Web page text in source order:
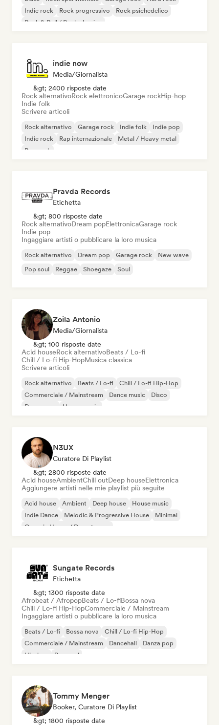
Indie rock
Rock progressivo
Rock psichedelico
Rock & Roll / Rock classico
indie now
Media/Giornalista
&gt; 2400 risposte date
Rock alternativoRock elettronicoGarage rockHip-hop
Indie folk
Scrivere articoli
Rock alternativo Garage rock Indie folk
Indie pop
Indie rock
Rap internazionale
Metal / Heavy metal
Pop rock
Pravda Records
Etichetta
&gt; 800 risposte date
Rock alternativoDream popElettronicaGarage rock
Indie pop
Ingaggiare artisti o pubblicare la loro musica
Rock alternativo Dream pop Garage rock
New wave
Pop soul
Reggae Shoegaze Soul
Zoila Antonio
Media/Giornalista
&gt; 100 risposte date
Acid houseRock alternativoBeats / Lo-fi
Chill / Lo-fi Hip-HopMusica classica
Scrivere articoli
Rock alternativo Beats / Lo-fi
Chill / Lo-fi Hip-Hop
Commerciale / Mainstream
Dance music
Disco
Dream pop
House music
N3UX
Curatore Di Playlist
&gt; 2800 risposte date
Acid houseAmbientChill outDeep houseElettronica
Aggiungere artisti nelle mie playlist più seguite
Acid house Ambient Deep house
House music
Indie Dance
Melodic & Progressive House
Minimal
Organic House / Downtempo
Sungate Records
Etichetta
&gt; 1300 risposte date
Afrobeat / AfropopBeats / Lo-fiBossa nova
Chill / Lo-fi Hip-HopCommerciale / Mainstream
Ingaggiare artisti o pubblicare la loro musica
Beats / Lo-fi Bossa nova
Chill / Lo-fi Hip-Hop
Commerciale / Mainstream
Dancehall
Danza pop
Hip-hop
Pop soul
Tommy Menger
Booker, Curatore Di Playlist
&gt; 1800 risposte date